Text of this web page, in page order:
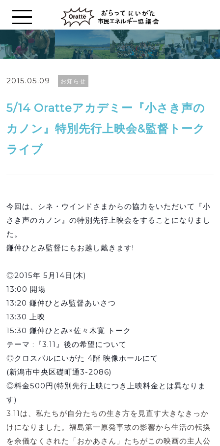
2015.05.09 お知らせ
5/14 Oratteアカデミー『小さき声の
カノン』特別先行上映会&監督トーク
ライブ
今回は、シネ・ウインドさまからの協力をいただいて『小
さき声のカノン』の特別先行上映会をすることになりまし
た。
鎌仲ひとみ監督にもお越し戴きます!
◎2015年 5月14日(木)
13:00 開場
13:20 鎌仲ひとみ監督あいさつ
13:30 上映
15:30 鎌仲ひとみ×佐々木寛 トーク
テーマ :『3.11』後の希望について
◎クロスパルにいがた 4階 映像ホールにて
(新潟市中央区礎町通3-2086)
◎料金500円(特別先行上映につき上映料金とは異なり ま
す)
3.11は、私たちが自分たちの生き方を見直す大きなき っか
けになりました。福島第一原発事故の影響から生活の転換
を余儀なくされた「おかあさん」たちがこの映画の主 人公